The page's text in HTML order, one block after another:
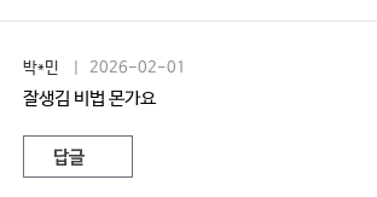
박*민 | 2026-02-01
잘생김 비법 몬가요
답글